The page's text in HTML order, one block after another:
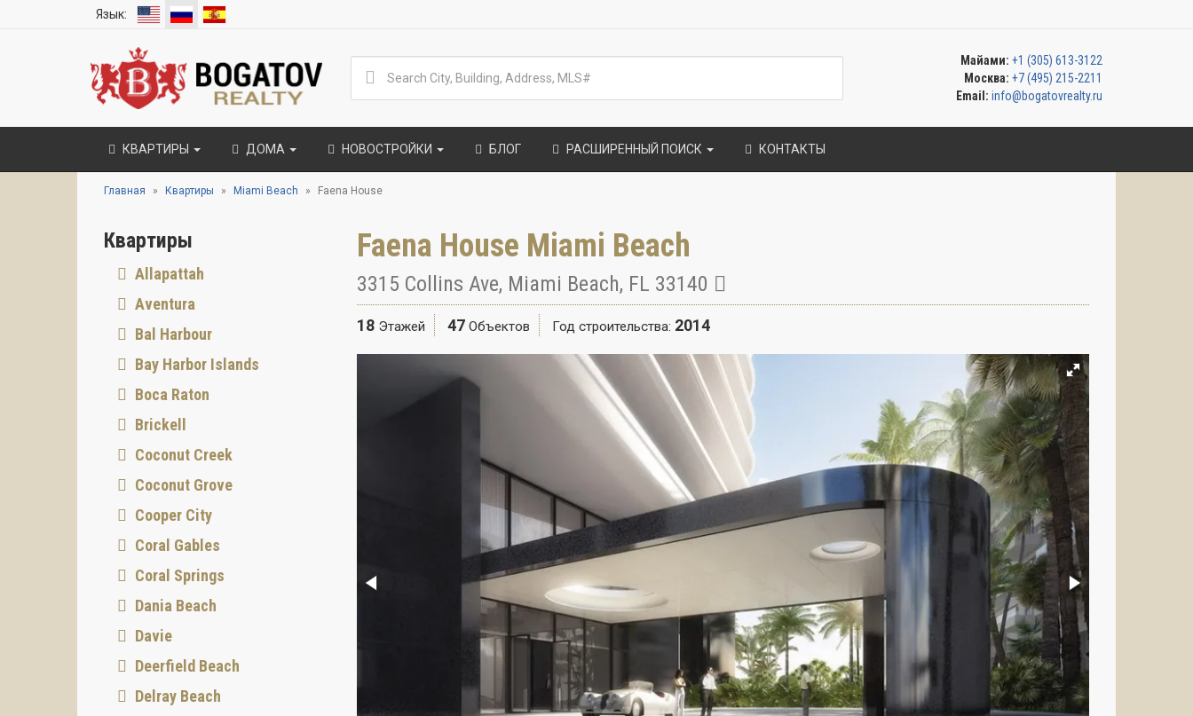
Язык:
Майами: +1 (305) 613-3122
Москва: +7 (495) 215-2211
Email: info@bogatovrealty.ru
КВАРТИРЫ ДОМА НОВОСТРОЙКИ БЛОГ РАСШИРЕННЫЙ ПОИСК КОНТАКТЫ
Главная Квартиры Miami Beach Faena House
Faena House Miami Beach
3315 Collins Ave, Miami Beach, FL 33140
18 Этажей 47 Объектов Год строительства: 2014
Квартиры
Allapattah
Aventura
Bal Harbour
Bay Harbor Islands
Boca Raton
Brickell
Coconut Creek
Coconut Grove
Cooper City
Coral Gables
Coral Springs
Dania Beach
Davie
Deerfield Beach
Delray Beach